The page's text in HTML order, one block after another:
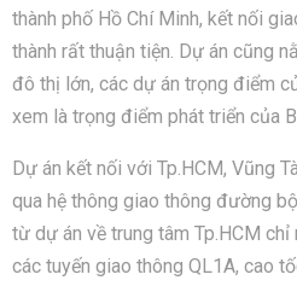
thành phố Hồ Chí Minh, kết nối
thành rất thuận tiện. Dự án cũng
đô thị lớn, các dự án trọng điểm
xem là trọng điểm phát triển của
Dự án kết nối với Tp.HCM, Vũng
qua hệ thông giao thông đường
từ dự án về trung tâm Tp.HCM
các tuyến giao thông QL1A, cao